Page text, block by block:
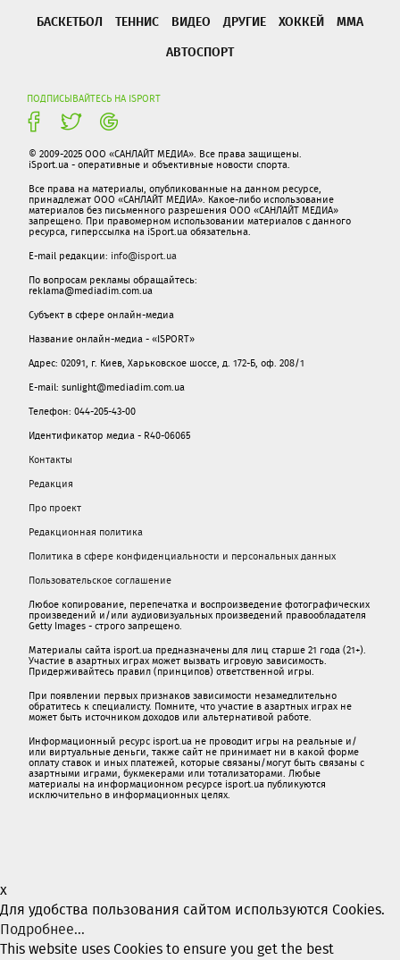
БАСКЕТБОЛ
ТЕННИС ВИДЕО ДРУГИЕ ХОККЕЙ
ММА
АВТОСПОРТ
ПОДПИСЫВАЙТЕСЬ НА ISPORT
© 2009-2025 ООО «САНЛАЙТ МЕДИА». Все права защищены.
iSport.ua - оперативные и объективные новости спорта.
Все права на материалы, опубликованные на данном ресурсе,
принадлежат ООО «САНЛАЙТ МЕДИА». Какое-либо использование
материалов без письменного разрешения ООО «САНЛАЙТ МЕДИА»
запрещено. При правомерном использовании материалов с данного
ресурса, гиперссылка на iSport.ua обязательна.
E-mail редакции: info@isport.ua
По вопросам рекламы обращайтесь:
reklama@mediadim.com.ua
Субъект в сфере онлайн-медиа
Название онлайн-медиа - «ISPORT»
Адрес: 02091, г. Киев, Харьковское шоссе, д. 172-Б, оф. 208/1
E-mail: sunlight@mediadim.com.ua
Телефон: 044-205-43-00
Идентификатор медиа - R40-06065
Контакты
Редакция
Про проект
Редакционная политика
Политика в сфере конфиденциальности и персональных данных
Пользовательское соглашение
Любое копирование, перепечатка и воспроизведение фотографических
произведений и/или аудиовизуальных произведений правообладателя
Getty Images - строго запрещено.
Материалы сайта isport.ua предназначены для лиц старше 21 года (21+).
Участие в азартных играх может вызвать игровую зависимость.
Придерживайтесь правил (принципов) ответственной игры.
При появлении первых признаков зависимости незамедлительно
обратитесь к специалисту. Помните, что участие в азартных играх не
может быть источником доходов или альтернативой работе.
Информационный ресурс isport.ua не проводит игры на реальные и/
или виртуальные деньги, также сайт не принимает ни в какой форме
oплaту ставок и иных платежей, которые связаны/могут быть связаны c
азартными игрaми, букмекерами или тотализаторами. Любые
материалы на информационном ресурсе isport.ua публикуютcя
исключительно в информационных целях.
x
Для удобства пользования сайтом используются Cookies.
Подробнее...
This website uses Cookies to ensure you get the best